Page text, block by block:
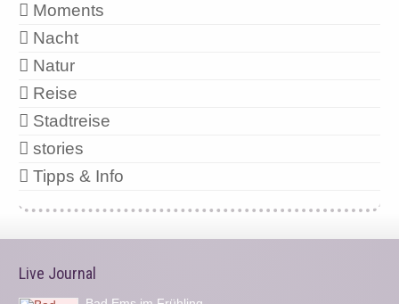
Moments
Nacht
Natur
Reise
Stadtreise
stories
Tipps & Info
Live Journal